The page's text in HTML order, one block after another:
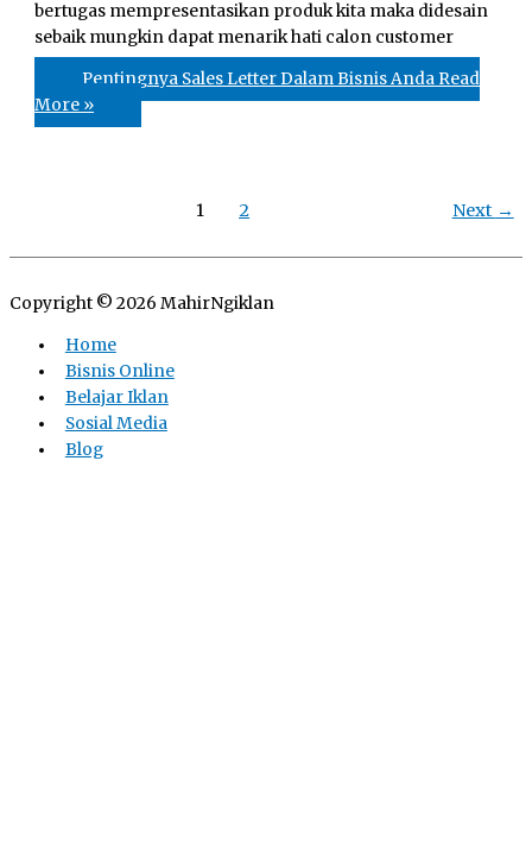
bertugas mempresentasikan produk kita maka didesain
sebaik mungkin dapat menarik hati calon customer
Pentingnya Sales Letter Dalam Bisnis Anda Read
More »
1 2 Next →
Copyright © 2026 MahirNgiklan
Home
Bisnis Online
Belajar Iklan
Sosial Media
Blog